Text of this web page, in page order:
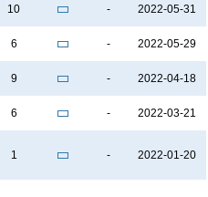
10 - 2022-05-31
6 - 2022-05-29
9 - 2022-04-18
6 - 2022-03-21
1 - 2022-01-20